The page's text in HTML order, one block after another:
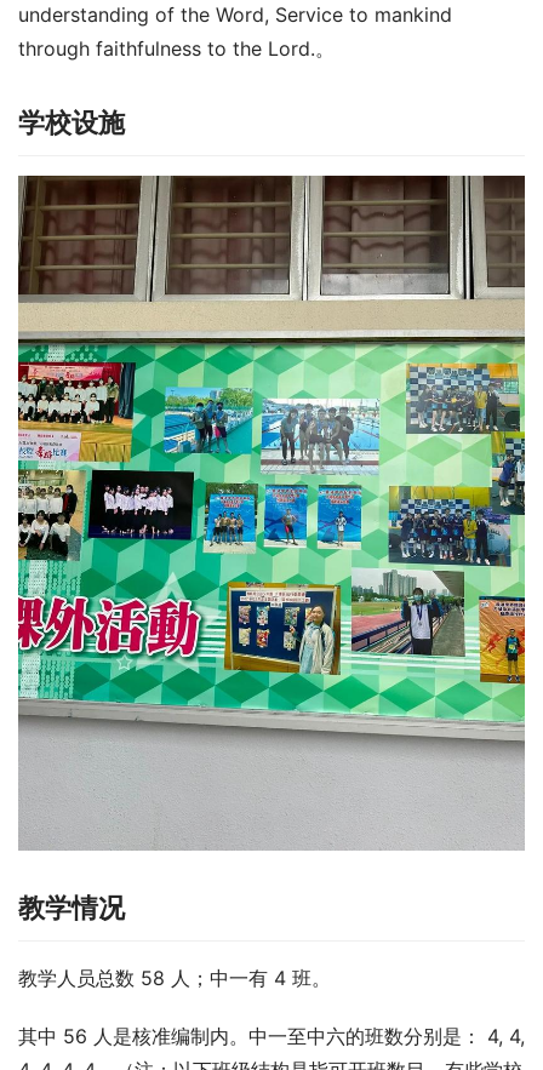
understanding of the Word, Service to mankind
through faithfulness to the Lord.。
学校设施
教学情况
教学人员总数 58 人；中一有 4 班。
其中 56 人是核准编制内。中一至中六的班数分别是： 4, 4,